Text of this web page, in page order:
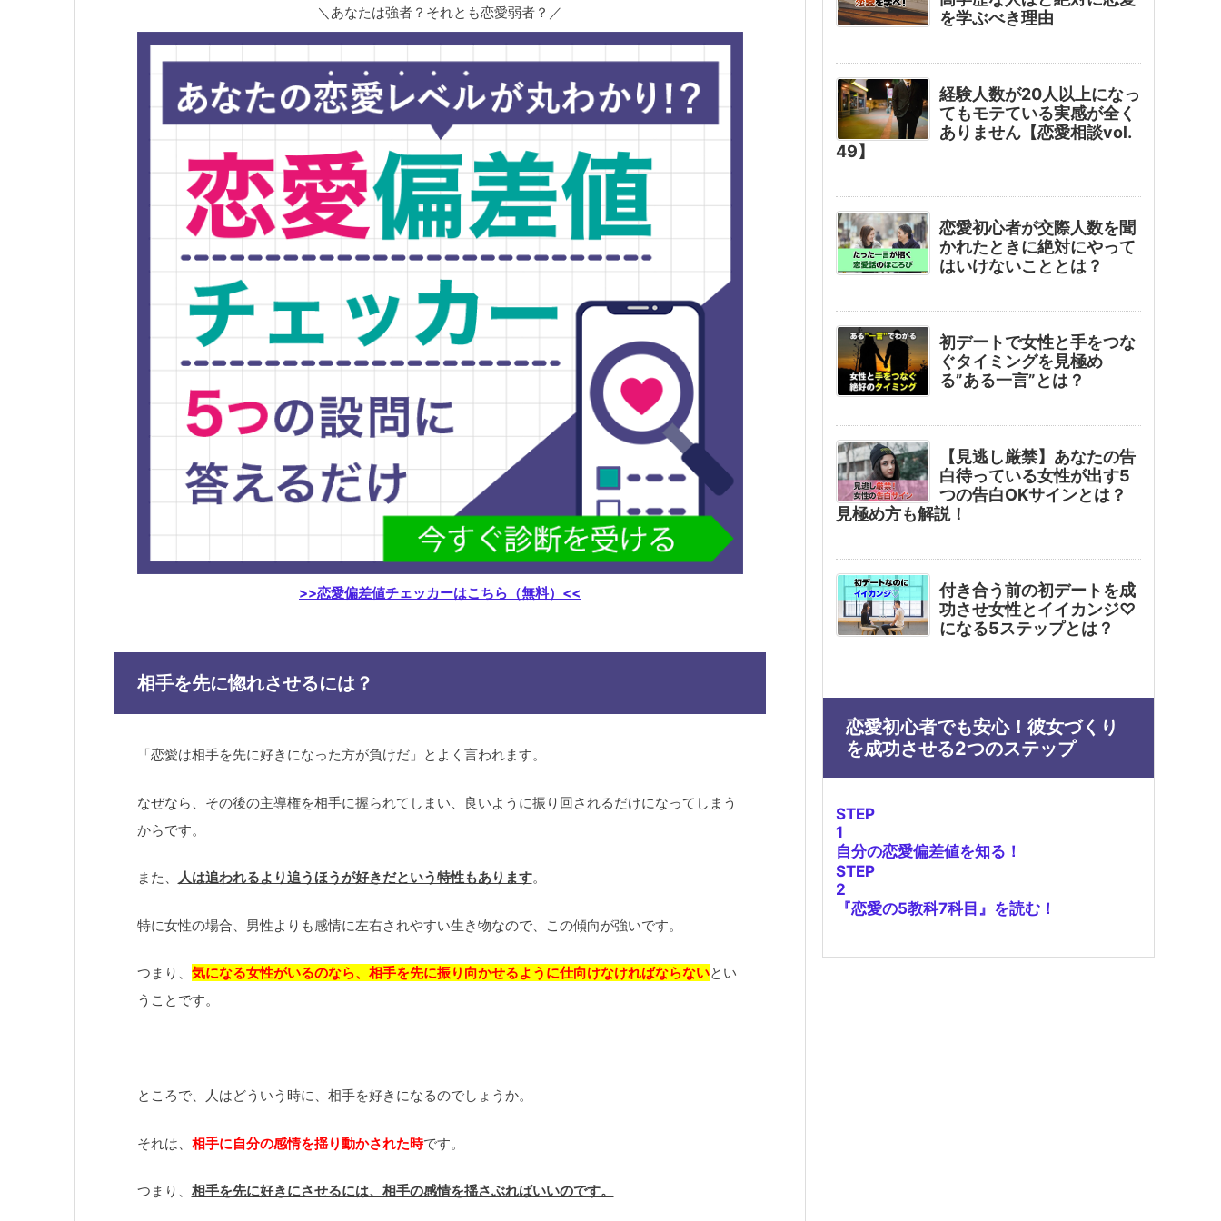
＼あなたは強者？それとも恋愛弱者？／
>>恋愛偏差値チェッカーはこちら（無料）<<
相手を先に惚れさせるには？
「恋愛は相手を先に好きになった方が負けだ」とよく言われます。
なぜなら、その後の主導権を相手に握られてしまい、良いように振り回されるだけになってしまう
からです。
また、 人は追われるより追うほうが好きだという特性もあります。
特に女性の場合、男性よりも感情に左右されやすい生き物なので、この傾向が強いです。
つまり、 気になる女性がいるのなら、相手を先に振り向かせるように仕向けなければならないとい
うことです。
ところで、人はどういう時に、相手を好きになるのでしょうか。
それは、 相手に自分の感情を揺り動かされた時です。
つまり、 相手を先に好きにさせるには、相手の感情を揺さぶればいいのです。
を学ぶべき理由
経験人数が20人以上になっ
てもモテている実感が全く
ありません【恋愛相談vol.
49】
恋愛初心者が交際人数を聞
かれたときに絶対にやって
はいけないこととは？
初デートで女性と手をつな
ぐタイミングを見極め
る”ある一言”とは？
【見逃し厳禁】あなたの告
白待っている女性が出す5
つの告白OKサインとは？
見極め方も解説！
付き合う前の初デートを成
功させ女性とイイカンジ♡
になる5ステップとは？
恋愛初心者でも安心！彼女づくり
を成功させる2つのステップ
STEP
1
自分の恋愛偏差値を知る！
STEP
2
『恋愛の5教科7科目』を読む！